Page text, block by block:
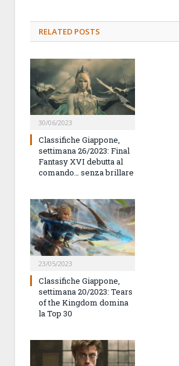
RELATED POSTS
30/06/2023
Classifiche Giappone,
settimana 26/2023: Final
Fantasy XVI debutta al
comando… senza brillare
23/05/2023
Classifiche Giappone,
settimana 20/2023: Tears
of the Kingdom domina
la Top 30